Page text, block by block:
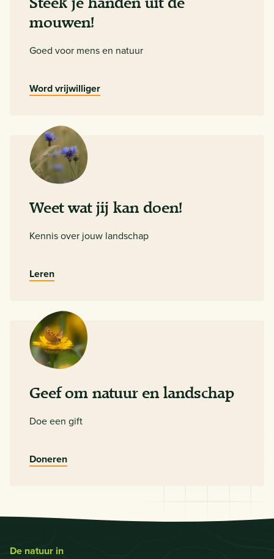
mouwen!
Goed voor mens en natuur
Word vrijwilliger
Weet wat jij kan doen!
Kennis over jouw landschap
Leren
Geef om natuur en landschap
Doe een gift
Doneren
De natuur in